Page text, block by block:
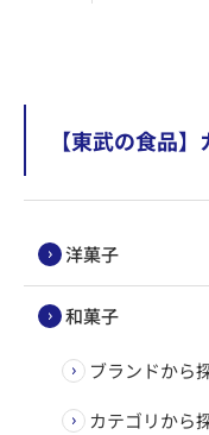
【東武の食品
洋菓子
和菓子
ブランドから
カテゴリから